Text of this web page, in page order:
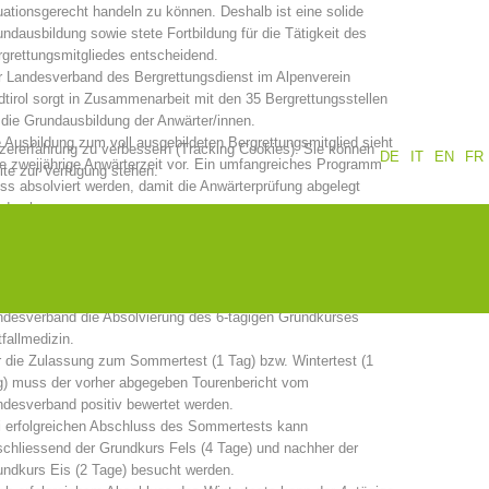
Jahresberichte
Ausbildung
Prävention PEER
handeln zu können. Deshalb ist eine solide
sowie stete Fortbildung für die Tätigkeit des
entscheidend.
Landesverband des Bergrettungsdienst im Alpenverein
sorgt in Zusammenarbeit mit den 35 Bergrettungsstellen
Grundausbildung der Anwärter/innen.
Ausbildung zum voll ausgebildeten Bergrettungsmitglied sieht
zweijährige Anwärterzeit vor. Ein umfangreiches Programm
absolviert werden, damit die Anwärterprüfung abgelegt
kann.
die Absolvierung des 6-tägigen Grundkurses
die Zulassung zum Sommertest (1 Tag) bzw. Wintertest (1
muss der vorher abgegeben Tourenbericht vom
positiv bewertet werden.
erfolgreichen Abschluss des Sommertests kann
der Grundkurs Fels (4 Tage) und nachher der
Eis (2 Tage) besucht werden.
DE
IT EN FR
zu verbessern (Tracking Cookies). Sie können
zur Verfügung stehen.